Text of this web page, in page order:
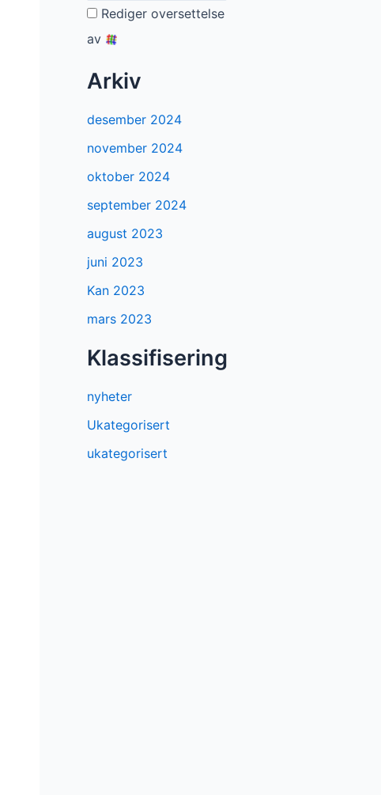
Rediger oversettelse
av
Arkiv
desember 2024
november 2024
oktober 2024
september 2024
august 2023
juni 2023
Kan 2023
mars 2023
Klassifisering
nyheter
Ukategorisert
ukategorisert